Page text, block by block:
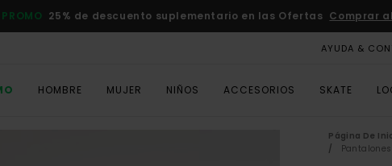
PROMO 25% de descuento suplementario en las Ofertas Comprar
AYUDA &
HOMBRE MUJER NIÑOS ACCESORIOS SKATE
Página De